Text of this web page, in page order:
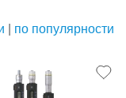
| по популярности